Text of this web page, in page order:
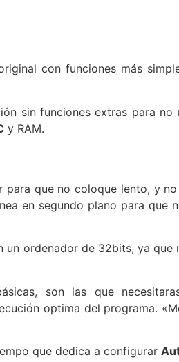
con funciones más
sin funciones extras para no
y RAM.
que no coloque lento, y
en segundo plano para que
un ordenador de 32bits, ya que
son las que
optima del programa.
que dedica a configurar